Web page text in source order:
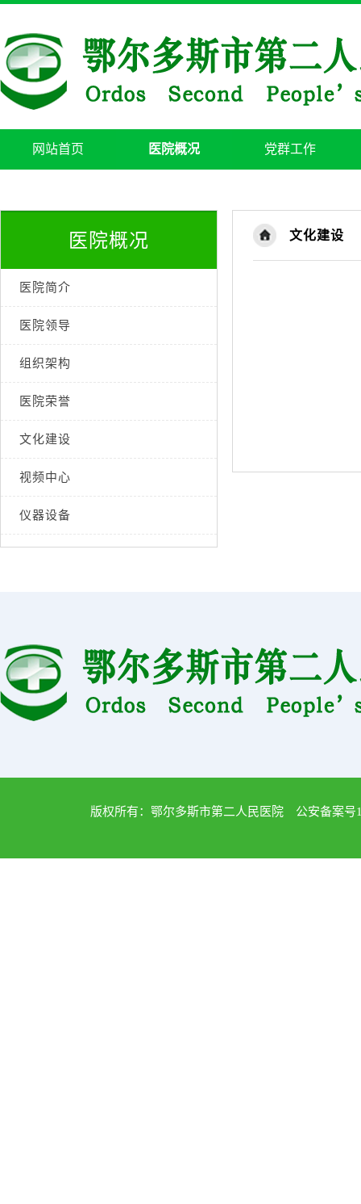
网站首页 医院概况 党群工作
医院概况
医院简介
医院领导
组织架构
医院荣誉
文化建设
视频中心
仪器设备
文化建设
版权所有：鄂尔多斯市第二人民医院 公安备案